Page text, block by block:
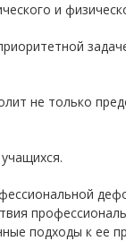
и
не только
подходы к ее